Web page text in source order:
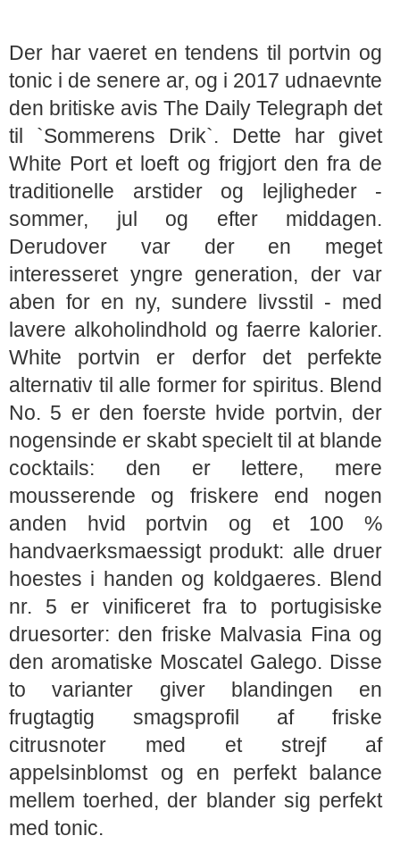
Der har vaeret en tendens til portvin og
tonic i de senere ar, og i 2017 udnaevnte
den britiske avis The Daily Telegraph det
til `Sommerens Drik`. Dette har givet
White Port et loeft og frigjort den fra de
traditionelle arstider og lejligheder -
sommer, jul og efter middagen.
Derudover var der en meget
interesseret yngre generation, der var
aben for en ny, sundere livsstil - med
lavere alkoholindhold og faerre kalorier.
White portvin er derfor det perfekte
alternativ til alle former for spiritus. Blend
No. 5 er den foerste hvide portvin, der
nogensinde er skabt specielt til at blande
cocktails: den er lettere, mere
mousserende og friskere end nogen
anden hvid portvin og et 100 %
handvaerksmaessigt produkt: alle druer
hoestes i handen og koldgaeres. Blend
nr. 5 er vinificeret fra to portugisiske
druesorter: den friske Malvasia Fina og
den aromatiske Moscatel Galego. Disse
to varianter giver blandingen en
frugtagtig smagsprofil af friske
citrusnoter med et strejf af
appelsinblomst og en perfekt balance
mellem toerhed, der blander sig perfekt
med tonic.